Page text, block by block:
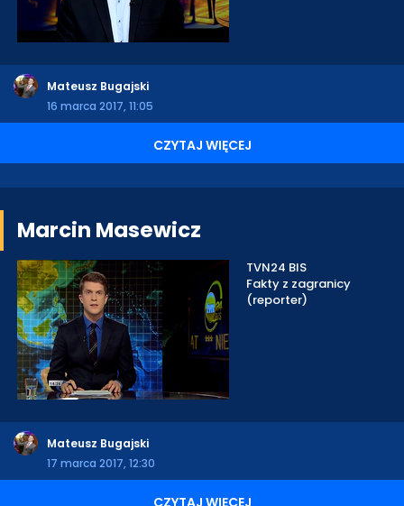
Mateusz Bugajski
16 marca 2017, 11:05
CZYTAJ WIĘCEJ
Marcin Masewicz
TVN24 BIS
Fakty z zagranicy
(reporter)
Mateusz Bugajski
17 marca 2017, 12:30
CZYTAJ WIĘCEJ